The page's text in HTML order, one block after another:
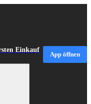
Einkauf
App öffnen